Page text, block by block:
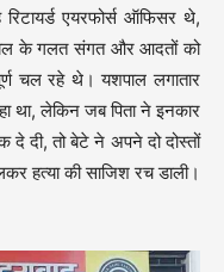
एयरफोर्स ऑफिसर थे,
के गलत संगत और आदतों को
चल रहे थे। यशपाल लगातार
था, लेकिन जब पिता ने इनकार
दी, तो बेटे ने अपने दो दोस्तों
हत्या की साजिश रच डाली।